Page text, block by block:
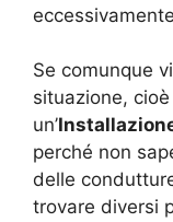
Se comunque
situazione,
un’
perché non
delle
trovare diversi